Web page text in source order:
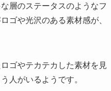
層のステータスのようなフ
ゴや光沢のある素材感が、
ゴやテカテカした素材を見
人がいるようです。